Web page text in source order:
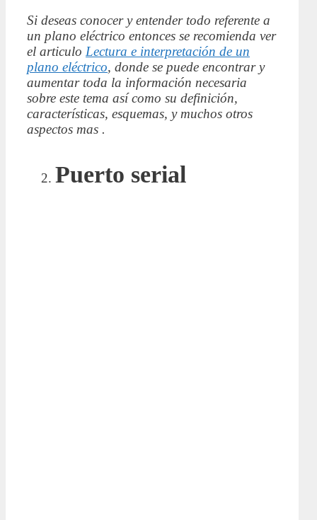
Si deseas conocer y entender todo referente a
un plano eléctrico entonces se recomienda ver
el articulo Lectura e interpretación de un
plano eléctrico, donde se puede encontrar y
aumentar toda la información necesaria
sobre este tema así como su definición,
características, esquemas, y muchos otros
aspectos mas .
Puerto serial